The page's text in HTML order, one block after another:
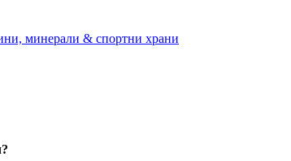
минерали & спортни храни